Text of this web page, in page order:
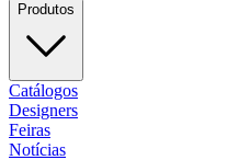
Produtos
Catálogos
Designers
Feiras
Notícias